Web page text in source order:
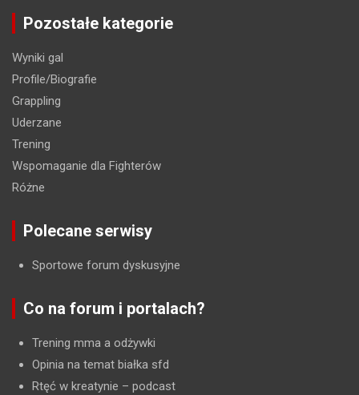
Pozostałe kategorie
Wyniki gal
Profile/Biografie
Grappling
Uderzane
Trening
Wspomaganie dla Fighterów
Różne
Polecane serwisy
Sportowe forum dyskusyjne
Co na forum i portalach?
Trening mma a odżywki
Opinia na temat białka sfd
Rtęć w kreatynie – podcast